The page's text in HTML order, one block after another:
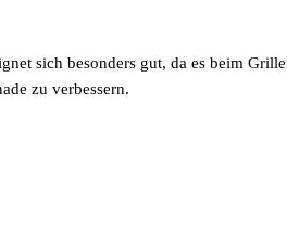
sich besonders gut, da es beim
zu verbessern.